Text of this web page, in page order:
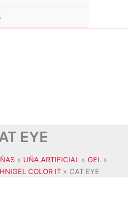
EYE
UÑA ARTIFICIAL
GEL
COLOR IT CAT EYE